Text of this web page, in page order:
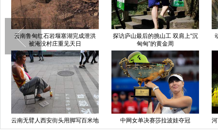
云南鲁甸红石岩堰塞湖完成泄洪
被淹没村庄重见天日
探访庐山最后的挑山工 双肩上“沉
甸甸”的黄金周
云南无臂人西安街头用脚写百米地
书 展示一脚好字
中网女单决赛莎拉波娃夺冠